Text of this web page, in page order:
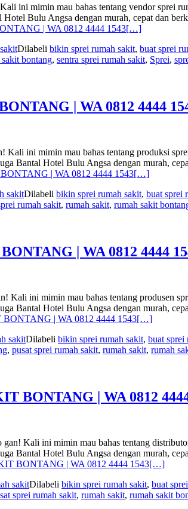
mimin mau bahas tentang vendor sprei
Bulu Angsa dengan murah, cepat dan
| WA 0812 4444 1543[…]
Dilabeli bikin sprei rumah sakit, buat sprei
bontang, sentra sprei rumah sakit, Sprei,
| WA 0812 4444
ini mimin mau bahas tentang produksi
Bantal Hotel Bulu Angsa dengan murah,
| WA 0812 4444 1543[…]
sakitDilabeli bikin sprei rumah sakit, buat sprei
rumah sakit, rumah sakit, rumah sakit
| WA 0812 4444
ini mimin mau bahas tentang produsen
Bantal Hotel Bulu Angsa dengan murah,
| WA 0812 4444 1543[…]
sakitDilabeli bikin sprei rumah sakit, buat sprei
, pusat sprei rumah sakit, rumah sakit, rumah
BONTANG | WA 0812
ini mimin mau bahas tentang
Bantal Hotel Bulu Angsa dengan murah,
BONTANG | WA 0812 4444 1543[…]
sakitDilabeli bikin sprei rumah sakit, buat
sprei rumah sakit, rumah sakit, rumah sakit